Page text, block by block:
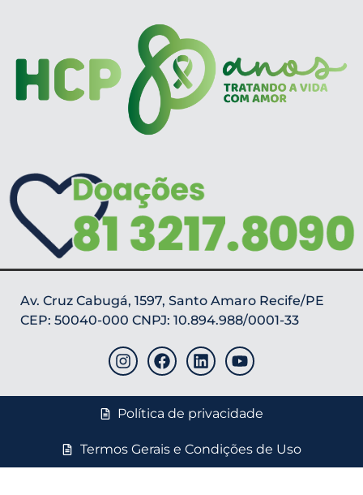
Av. Cruz Cabugá, 1597, Santo Amaro Recife/PE
CEP: 50040-000 CNPJ: 10.894.988/0001-33
Política de privacidade
Termos Gerais e Condições de Uso